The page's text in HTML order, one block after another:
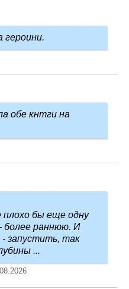
героини.
обе кнтги на
бы еще одну
более раннюю. И
- запустить, так
...